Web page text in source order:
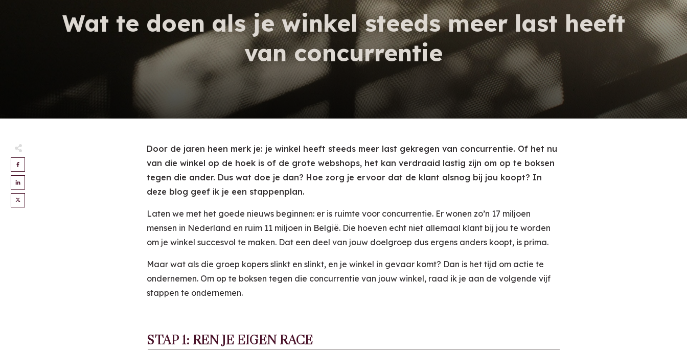
Wat te doen als je winkel steeds meer last heeft
van concurrentie
Door de jaren heen merk je: je winkel heeft steeds meer last gekregen van concurrentie. Of het nu
van die winkel op de hoek is of de grote webshops, het kan verdraaid lastig zijn om op te boksen
tegen die ander. Dus wat doe je dan? Hoe zorg je ervoor dat de klant alsnog bij jou koopt? In
deze blog geef ik je een stappenplan.
Laten we met het goede nieuws beginnen: er is ruimte voor concurrentie. Er wonen zo’n 17 miljoen
mensen in Nederland en ruim 11 miljoen in België. Die hoeven echt niet allemaal klant bij jou te worden
om je winkel succesvol te maken. Dat een deel van jouw doelgroep dus ergens anders koopt, is prima.
Maar wat als die groep kopers slinkt en slinkt, en je winkel in gevaar komt? Dan is het tijd om actie te
ondernemen. Om op te boksen tegen die concurrentie van jouw winkel, raad ik je aan de volgende vijf
stappen te ondernemen.
STAP 1: REN JE EIGEN RACE